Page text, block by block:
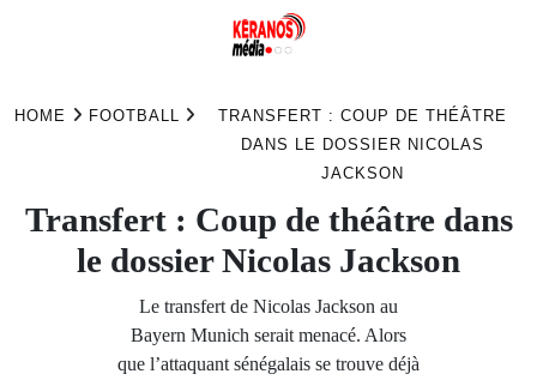
HOME FOOTBALL
TRANSFERT : COUP DE THÉÂTRE
DANS LE DOSSIER NICOLAS
JACKSON
Transfert : Coup de théâtre dans
le dossier Nicolas Jackson
Le transfert de Nicolas Jackson au
Bayern Munich serait menacé. Alors
que l’attaquant sénégalais se trouve déjà